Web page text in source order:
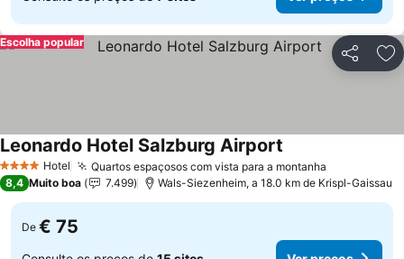
Partilhar
Escolha popular
4 EstrelasHotel Quartos espaçosos com vista para a montanha
Leonardo Hotel Salzburg Airport
8,4 Muito boa 7.499 Wals-Siezenheim, a 18.0 km de Krispl-Gaissau
De € 75